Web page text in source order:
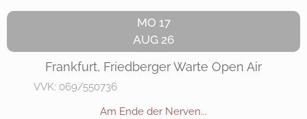
MO 17
AUG 26
Frankfurt, Friedberger Warte Open Air
VVK: 069/550736
Am Ende der Nerven...